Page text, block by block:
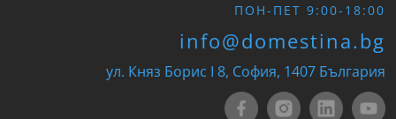
ПОН-ПЕТ 9:00-18:00
info@domestina.bg
ул. Княз Борис I 8, София, 1407 България